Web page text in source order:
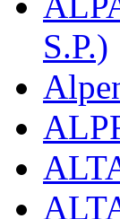
S.P.)